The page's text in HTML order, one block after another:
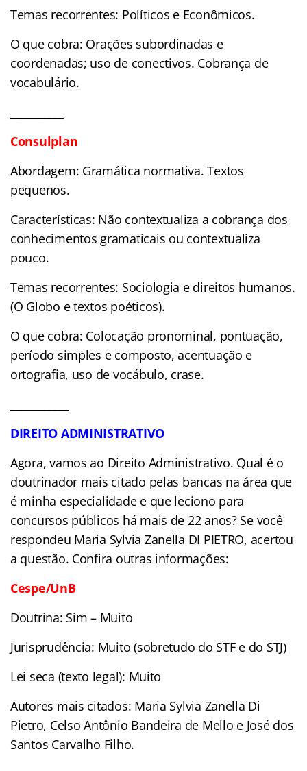
Temas recorrentes: Políticos e Econômicos.
O que cobra: Orações subordinadas e
coordenadas; uso de conectivos. Cobrança de
vocabulário.
Consulplan
Abordagem: Gramática normativa. Textos
pequenos.
Características: Não contextualiza a cobrança dos
conhecimentos gramaticais ou contextualiza
pouco.
Temas recorrentes: Sociologia e direitos humanos.
(O Globo e textos poéticos).
O que cobra: Colocação pronominal, pontuação,
período simples e composto, acentuação e
ortografia, uso de vocábulo, crase.
DIREITO ADMINISTRATIVO
Agora, vamos ao Direito Administrativo. Qual é o
doutrinador mais citado pelas bancas na área que
é minha especialidade e que leciono para
concursos públicos há mais de 22 anos? Se você
respondeu Maria Sylvia Zanella DI PIETRO, acertou
a questão. Confira outras informações:
Cespe/UnB
Doutrina: Sim – Muito
Jurisprudência: Muito (sobretudo do STF e do STJ)
Lei seca (texto legal): Muito
Autores mais citados: Maria Sylvia Zanella Di
Pietro, Celso Antônio Bandeira de Mello e José dos
Santos Carvalho Filho.